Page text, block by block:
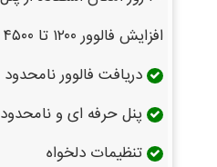
افزایش فالوور ۱۲۰۰ تا ۴۵۰۰ نفر
دریافت فالوور نامحدود
پنل حرفه ای و نامحدود
تنظیمات دلخواه